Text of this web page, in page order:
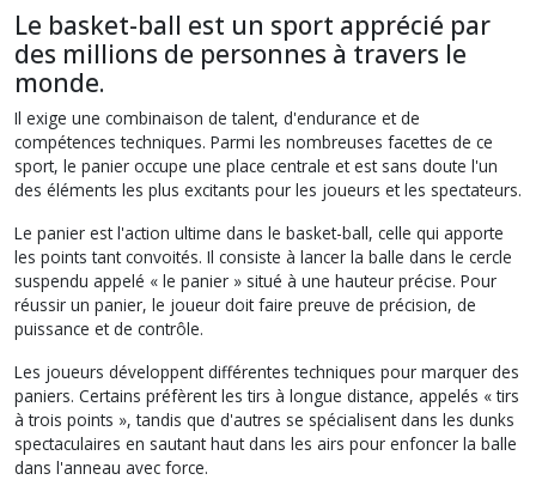
Le basket-ball est un sport apprécié par
des millions de personnes à travers le
monde.
Il exige une combinaison de talent, d'endurance et de
compétences techniques. Parmi les nombreuses facettes de ce
sport, le panier occupe une place centrale et est sans doute l'un
des éléments les plus excitants pour les joueurs et les spectateurs.
Le panier est l'action ultime dans le basket-ball, celle qui apporte
les points tant convoités. Il consiste à lancer la balle dans le cercle
suspendu appelé « le panier » situé à une hauteur précise. Pour
réussir un panier, le joueur doit faire preuve de précision, de
puissance et de contrôle.
Les joueurs développent différentes techniques pour marquer des
paniers. Certains préfèrent les tirs à longue distance, appelés « tirs
à trois points », tandis que d'autres se spécialisent dans les dunks
spectaculaires en sautant haut dans les airs pour enfoncer la balle
dans l'anneau avec force.